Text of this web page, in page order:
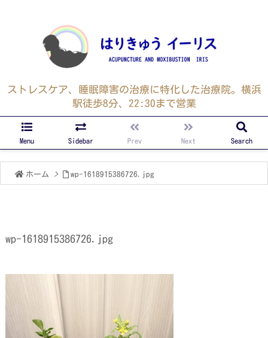
ストレスケア、睡眠障害の治療に特化した治療院。横浜
駅徒歩8分、22:30まで営業
Menu Sidebar Prev Next Search
ホーム > wp-1618915386726.jpg
wp-1618915386726.jpg